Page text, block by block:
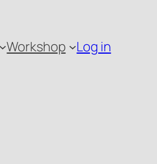
Workshop Log in